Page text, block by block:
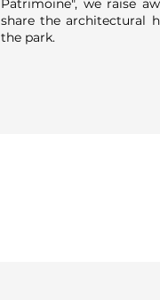
Patrimoine", we raise
share the architectural
the park.